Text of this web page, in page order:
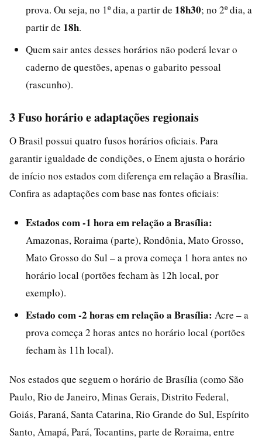
prova. Ou seja, no 1º dia, a partir de 18h30; no 2º dia, a
partir de 18h.
Quem sair antes desses horários não poderá levar o
caderno de questões, apenas o gabarito pessoal
(rascunho).
3 Fuso horário e adaptações regionais
O Brasil possui quatro fusos horários oficiais. Para
garantir igualdade de condições, o Enem ajusta o horário
de início nos estados com diferença em relação a Brasília.
Confira as adaptações com base nas fontes oficiais:
Estados com -1 hora em relação a Brasília:
Amazonas, Roraima (parte), Rondônia, Mato Grosso,
Mato Grosso do Sul – a prova começa 1 hora antes no
horário local (portões fecham às 12h local, por
exemplo).
Estado com -2 horas em relação a Brasília: Acre – a
prova começa 2 horas antes no horário local (portões
fecham às 11h local).
Nos estados que seguem o horário de Brasília (como São
Paulo, Rio de Janeiro, Minas Gerais, Distrito Federal,
Goiás, Paraná, Santa Catarina, Rio Grande do Sul, Espírito
Santo, Amapá, Pará, Tocantins, parte de Roraima, entre